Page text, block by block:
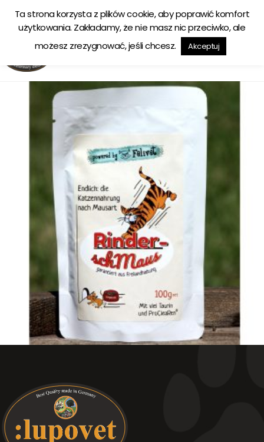
Ekologiczna karma tworzona w zgodzie z naturą
Ta strona korzysta z plików cookie, aby poprawić komfort
użytkowania. Zakładamy, że nie masz nic przeciwko, ale
możesz zrezygnować, jeśli chcesz.
Akceptuj